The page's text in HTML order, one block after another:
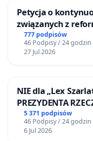
Petycja o
związanych z
777 podpisów
46 Podpisy / 24 godzin
27 Jul 2026
NIE dla „Lex
PREZYDENTA
5 371 podpisów
46 Podpisy / 24 godzin
6 Jul 2026